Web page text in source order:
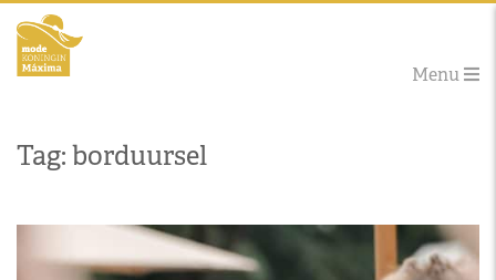
Menu
Tag: borduursel